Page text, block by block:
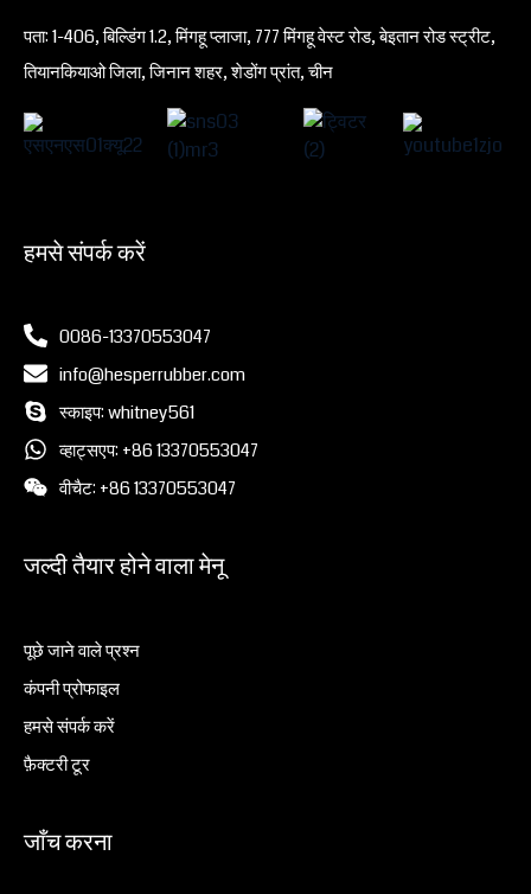
पता: 1-406, बिल्डिंग 1.2, मिंगहू प्लाजा, 777 मिंगहू वेस्ट रोड, बेइतान रोड स्ट्रीट,
तियानकियाओ जिला, जिनान शहर, शेडोंग प्रांत, चीन
हमसे संपर्क करें
0086-13370553047
info@hesperrubber.com
स्काइप: whitney561
व्हाट्सएप: +86 13370553047
वीचैट: +86 13370553047
जल्दी तैयार होने वाला मेनू
पूछे जाने वाले प्रश्न
कंपनी प्रोफाइल
हमसे संपर्क करें
फ़ैक्टरी टूर
जाँच करना